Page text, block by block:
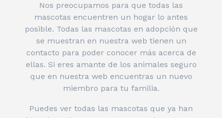
Nos preocupamos para que todas las
mascotas encuentren un hogar lo antes
posible. Todas las mascotas en adopción que
se muestran en nuestra web tienen un
contacto para poder conocer más acerca de
ellas. Si eres amante de los animales seguro
que en nuestra web encuentras un nuevo
miembro para tu familia.
Puedes ver todas las mascotas que ya han